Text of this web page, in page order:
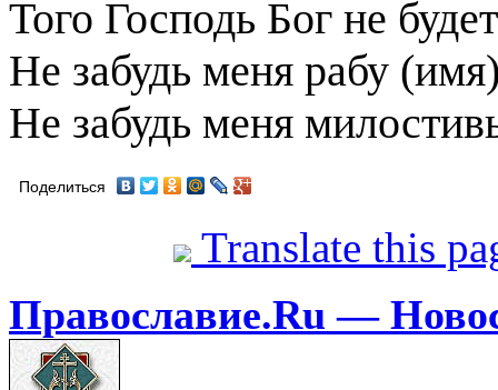
Того Господь Бог не
Не забудь меня рабу
Не забудь меня
Поделиться
Translate this
Православие.Ru —